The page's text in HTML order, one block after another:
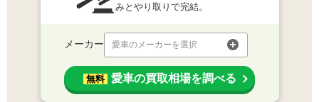
みとやり取りで完結。
メーカー 愛車のメーカーを選択
無料 愛車の買取相場を調べる